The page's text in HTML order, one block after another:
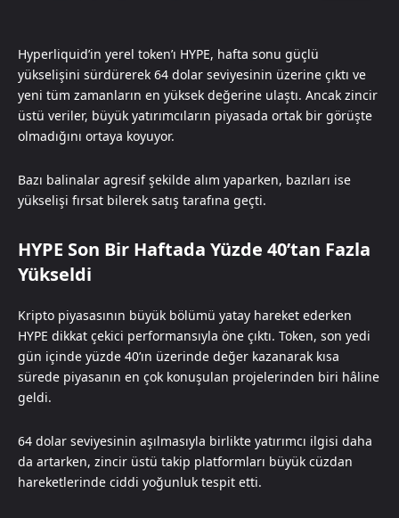
Hyperliquid’in yerel token’ı HYPE, hafta sonu güçlü
yükselişini sürdürerek 64 dolar seviyesinin üzerine çıktı ve
yeni tüm zamanların en yüksek değerine ulaştı. Ancak zincir
üstü veriler, büyük yatırımcıların piyasada ortak bir görüşte
olmadığını ortaya koyuyor.
Bazı balinalar agresif şekilde alım yaparken, bazıları ise
yükselişi fırsat bilerek satış tarafına geçti.
HYPE Son Bir Haftada Yüzde 40’tan Fazla
Yükseldi
Kripto piyasasının büyük bölümü yatay hareket ederken
HYPE dikkat çekici performansıyla öne çıktı. Token, son yedi
gün içinde yüzde 40’ın üzerinde değer kazanarak kısa
sürede piyasanın en çok konuşulan projelerinden biri hâline
geldi.
64 dolar seviyesinin aşılmasıyla birlikte yatırımcı ilgisi daha
da artarken, zincir üstü takip platformları büyük cüzdan
hareketlerinde ciddi yoğunluk tespit etti.